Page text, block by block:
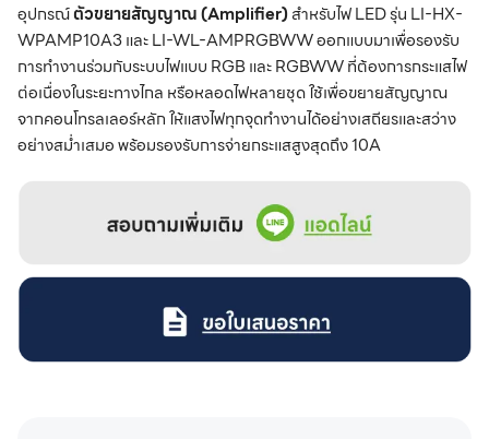
อุปกรณ์ตัวขยายสัญญาณ (Amplifier)สำหรับไฟ LED รุ่น LI-HX-
WPAMP10A3 และ LI-WL-AMPRGBWW ออกแบบมาเพื่อรองรับ
การทำงานร่วมกับระบบไฟแบบ RGB และ RGBWW ที่ต้องการกระแสไฟ
ต่อเนื่องในระยะทางไกล หรือหลอดไฟหลายชุด ใช้เพื่อขยายสัญญาณ
จากคอนโทรลเลอร์หลัก ให้แสงไฟทุกจุดทำงานได้อย่างเสถียรและสว่าง
อย่างสม่ำเสมอ พร้อมรองรับการจ่ายกระแสสูงสุดถึง 10A